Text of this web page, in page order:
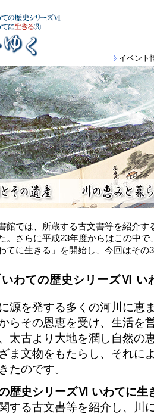
イベント
館では、所蔵する古文書等を紹介
。さらに平成23年度からはこの中
てに生きる」を開始し、今回はそ
いわての歴史シリーズⅥ
源を発する多くの河川に恵
らその恩恵を受け、生活を
太古より大地を潤し自然の
ま文物をもたらし、それに
たのです。
の歴史シリーズⅥ いわてに
する古文書等を紹介し、川